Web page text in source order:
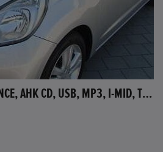
HONDA JAZZ 1.4 ELEGANCE, AHK CD, USB, MP3, I-MID, TEMPOMAT, AUX-IN